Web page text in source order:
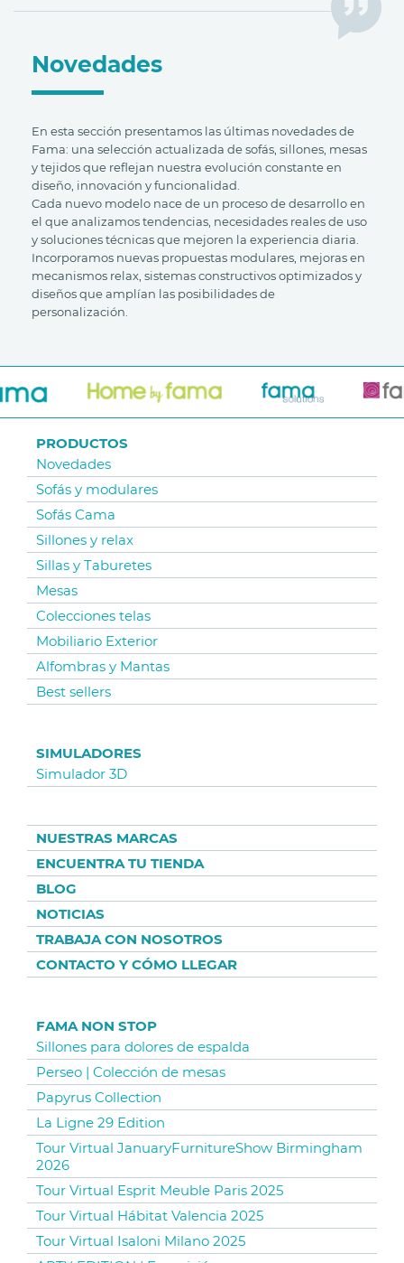
Novedades
En esta sección presentamos las últimas novedades de
Fama: una selección actualizada de sofás, sillones, mesas
y tejidos que reflejan nuestra evolución constante en
diseño, innovación y funcionalidad.
Cada nuevo modelo nace de un proceso de desarrollo en
el que analizamos tendencias, necesidades reales de uso
y soluciones técnicas que mejoren la experiencia diaria.
Incorporamos nuevas propuestas modulares, mejoras en
mecanismos relax, sistemas constructivos optimizados y
diseños que amplían las posibilidades de
personalización.
PRODUCTOS
Novedades
Sofás y modulares
Sofás Cama
Sillones y relax
Sillas y Taburetes
Mesas
Colecciones telas
Mobiliario Exterior
Alfombras y Mantas
Best sellers
SIMULADORES
Simulador 3D
NUESTRAS MARCAS
ENCUENTRA TU TIENDA
BLOG
NOTICIAS
TRABAJA CON NOSOTROS
CONTACTO Y CÓMO LLEGAR
FAMA NON STOP
Sillones para dolores de espalda
Perseo | Colección de mesas
Papyrus Collection
La Ligne 29 Edition
Tour Virtual JanuaryFurnitureShow Birmingham
2026
Tour Virtual Esprit Meuble Paris 2025
Tour Virtual Hábitat Valencia 2025
Tour Virtual Isaloni Milano 2025